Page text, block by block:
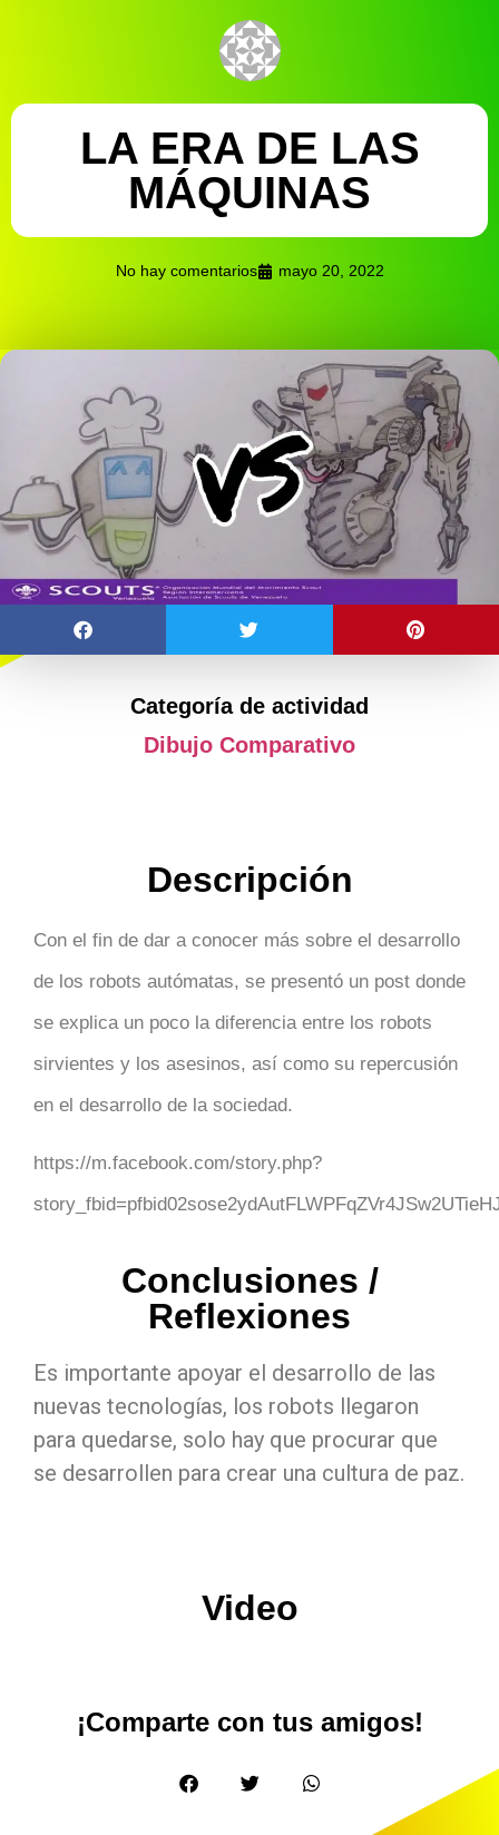
LA ERA DE LAS
MÁQUINAS
No hay comentarios mayo 20, 2022
Categoría de actividad
Dibujo Comparativo
Descripción
Con el fin de dar a conocer más sobre el desarrollo
de los robots autómatas, se presentó un post donde
se explica un poco la diferencia entre los robots
sirvientes y los asesinos, así como su repercusión
en el desarrollo de la sociedad.
https://m.facebook.com/story.php?
Conclusiones /
Reflexiones
Es importante apoyar el desarrollo de las
nuevas tecnologías, los robots llegaron
para quedarse, solo hay que procurar que
se desarrollen para crear una cultura de paz.
Video
¡Comparte con tus amigos!